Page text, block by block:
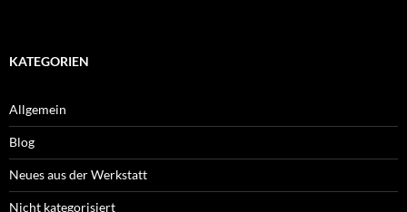
KATEGORIEN
Allgemein
Blog
Neues aus der Werkstatt
Nicht kategorisiert